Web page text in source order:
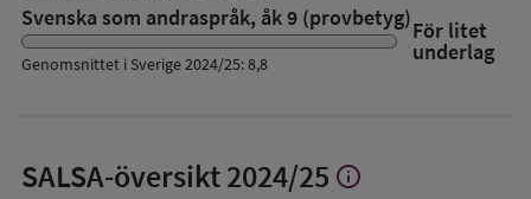
Svenska som andraspråk, åk 9 (provbetyg)För litet
underlag
Genomsnittet i Sverige 2024/25: 8,8
SALSA-översikt2024/25 Visa
info